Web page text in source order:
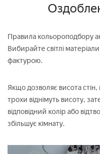
Правила кольороподбору
Вибирайте світлі
фактурою.
Якщо дозволяє висота стін,
трохи віднімуть висоту,
відповідний колір або
збільшує кімнату.